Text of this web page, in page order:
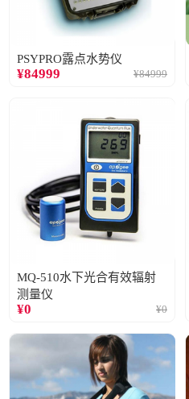
PSYPRO露点水势仪
¥84999 ¥84999
MQ-510水下光合有效辐射
测量仪
¥0 ¥0